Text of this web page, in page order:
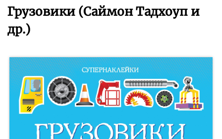
Грузовики (Саймон Тадхоуп и
др.)